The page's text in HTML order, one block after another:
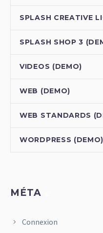
SPLASH CREATIVE
SPLASH SHOP 3
VIDEOS (DEMO)
WEB (DEMO)
WEB STANDARDS
WORDPRESS (DEMO)
MÉTA
Connexion